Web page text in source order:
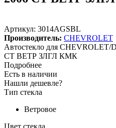
Артикул: 3014AGSBL
Производитель: CHEVROLET
Автостекло для
СТ ВЕТР ЗЛГЛ КМК
Подробнее
Есть в наличии
Нашли дешевле?
Тип стекла
Ветровое
Цвет стекла